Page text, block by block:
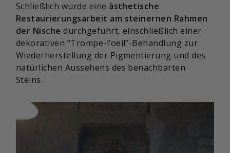
Schließlich wurde eine ästhetische
Restaurierungsarbeit am steinernen Rahmen
der Nischedurchgeführt, einschließlich einer
dekorativen “Trompe-l’oeil”-Behandlung zur
Wiederherstellung der Pigmentierung und des
natürlichen Aussehens des benachbarten
Steins.